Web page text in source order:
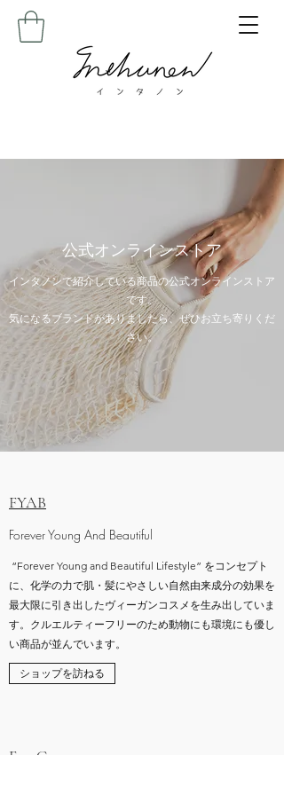
公式オンラインストア
インタノンで紹介している商品の公式オンラインストア
です。
気になるブランドがありましたら、ぜひお立ち寄りくだ
さい。
FYAB
Forever Young And Beautiful
“Forever Young and Beautiful Lifestyle” をコンセプト
に、化学の力で肌・髪にやさしい自然由来成分の効果を
最大限に引き出したヴィーガンコスメを生み出していま
す。クルエルティーフリーのため動物にも環境にも優し
い商品が並んでいます。
ショップを訪ねる
EverCare